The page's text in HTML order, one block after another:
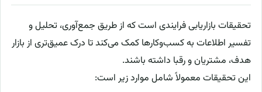
تحقیقات بازاریابی فرایندی است که از طریق جمع‌آوری، تحلیل و
تفسیر اطلاعات به کسب‌وکارها کمک می‌کند تا درک عمیق‌تری از بازار
هدف، مشتریان و رقبا داشته باشند.
این تحقیقات معمولاً شامل موارد زیر است: